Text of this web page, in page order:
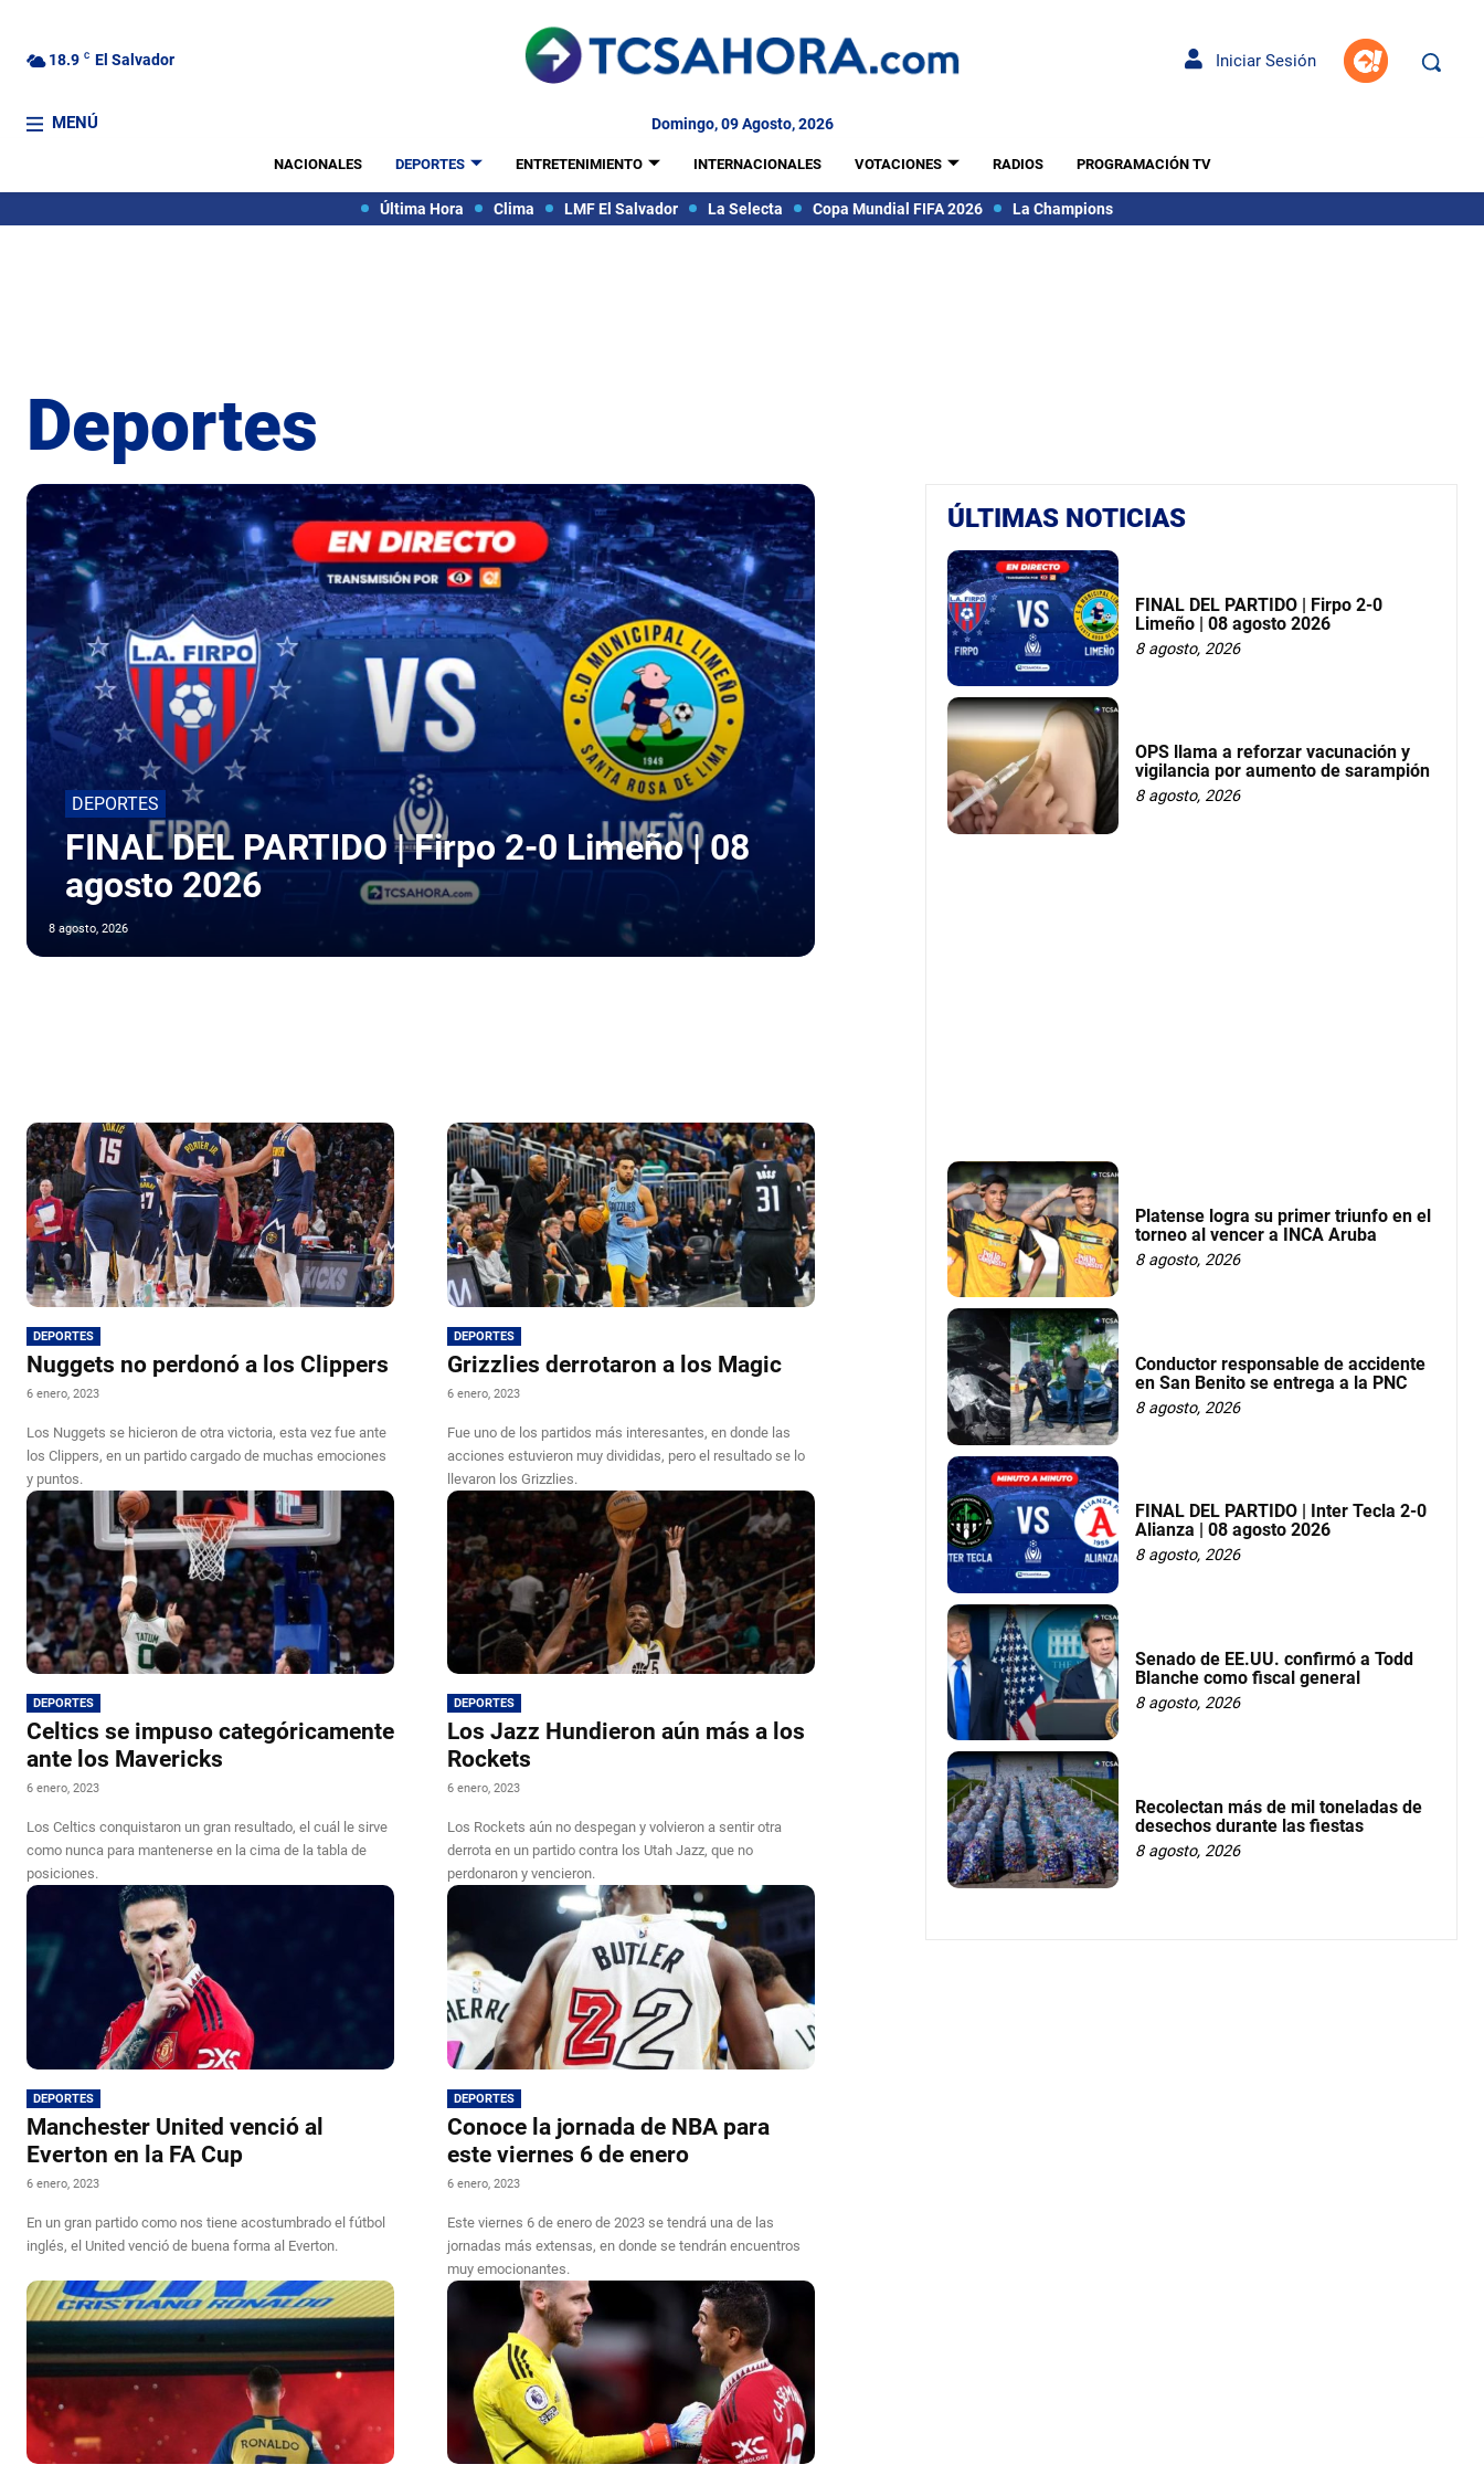
18.9 C El Salvador Iniciar Sesión
MENÚ Domingo, 09 Agosto, 2026
NACIONALES DEPORTES ENTRETENIMIENTO INTERNACIONALES VOTACIONES RADIOS PROGRAMACIÓN TV
Última Hora Clima LMF El Salvador La Selecta Copa Mundial FIFA 2026 La Champions
Deportes
DEPORTES
FINAL DEL PARTIDO | Firpo 2-0 Limeño | 08
agosto 2026
8 agosto, 2026
DEPORTES
Nuggets no perdonó a los Clippers
6 enero, 2023
Los Nuggets se hicieron de otra victoria, esta vez fue ante
los Clippers, en un partido cargado de muchas emociones
y puntos.
DEPORTES
Grizzlies derrotaron a los Magic
6 enero, 2023
Fue uno de los partidos más interesantes, en donde las
acciones estuvieron muy divididas, pero el resultado se lo
llevaron los Grizzlies.
DEPORTES
Celtics se impuso categóricamente
ante los Mavericks
6 enero, 2023
Los Celtics conquistaron un gran resultado, el cuál le sirve
como nunca para mantenerse en la cima de la tabla de
posiciones.
DEPORTES
Los Jazz Hundieron aún más a los
Rockets
6 enero, 2023
Los Rockets aún no despegan y volvieron a sentir otra
derrota en un partido contra los Utah Jazz, que no
perdonaron y vencieron.
DEPORTES
Manchester United venció al
Everton en la FA Cup
6 enero, 2023
En un gran partido como nos tiene acostumbrado el fútbol
inglés, el United venció de buena forma al Everton.
DEPORTES
Conoce la jornada de NBA para
este viernes 6 de enero
6 enero, 2023
Este viernes 6 de enero de 2023 se tendrá una de las
jornadas más extensas, en donde se tendrán encuentros
muy emocionantes.
ÚLTIMAS NOTICIAS
FINAL DEL PARTIDO | Firpo 2-0
Limeño | 08 agosto 2026
8 agosto, 2026
OPS llama a reforzar vacunación y
vigilancia por aumento de sarampión
8 agosto, 2026
Platense logra su primer triunfo en el
torneo al vencer a INCA Aruba
8 agosto, 2026
Conductor responsable de accidente
en San Benito se entrega a la PNC
8 agosto, 2026
FINAL DEL PARTIDO | Inter Tecla 2-0
Alianza | 08 agosto 2026
8 agosto, 2026
Senado de EE.UU. confirmó a Todd
Blanche como fiscal general
8 agosto, 2026
Recolectan más de mil toneladas de
desechos durante las fiestas
8 agosto, 2026